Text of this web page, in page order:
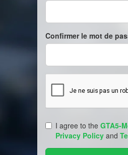
Confirmer le mot de
I agree to the GTA5-
Privacy Policy and